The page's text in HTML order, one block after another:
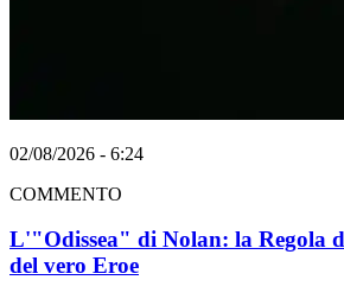
02/08/2026 - 6:24
COMMENTO
L'"Odissea" di Nolan: la Regola
del vero Eroe